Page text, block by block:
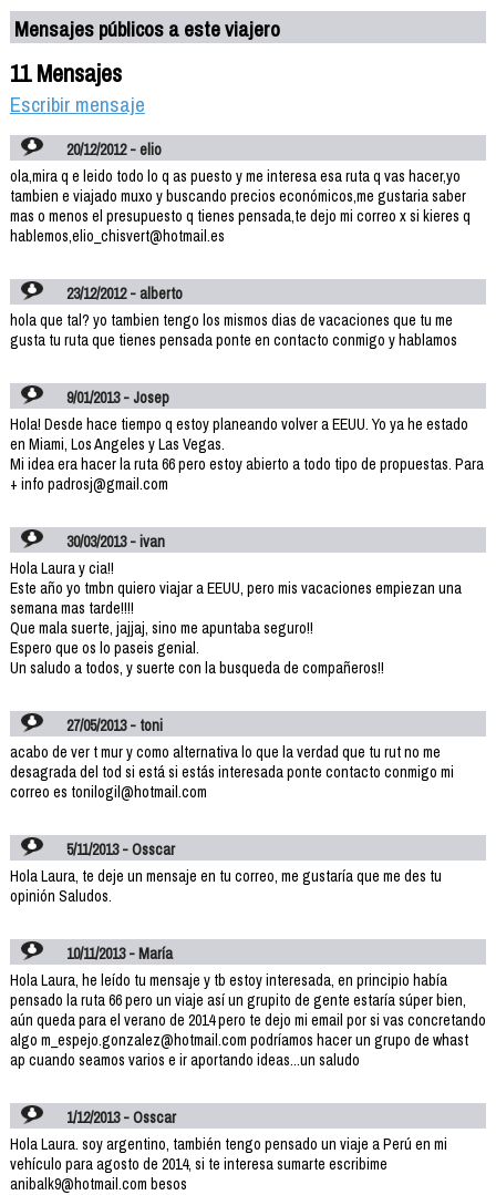
Mensajes públicos a este viajero
11 Mensajes
Escribir mensaje
20/12/2012 - elio
ola,mira q e leido todo lo q as puesto y me interesa esa ruta q vas hacer,yo
tambien e viajado muxo y buscando precios económicos,me gustaria saber
mas o menos el presupuesto q tienes pensada,te dejo mi correo x si kieres q
hablemos,elio_chisvert@hotmail.es
23/12/2012 - alberto
hola que tal? yo tambien tengo los mismos dias de vacaciones que tu me
gusta tu ruta que tienes pensada ponte en contacto conmigo y hablamos
9/01/2013 - Josep
Hola! Desde hace tiempo q estoy planeando volver a EEUU. Yo ya he estado
en Miami, Los Angeles y Las Vegas.
Mi idea era hacer la ruta 66 pero estoy abierto a todo tipo de propuestas. Para
+ info padrosj@gmail.com
30/03/2013 - ivan
Hola Laura y cia!!
Este año yo tmbn quiero viajar a EEUU, pero mis vacaciones empiezan una
semana mas tarde!!!!
Que mala suerte, jajjaj, sino me apuntaba seguro!!
Espero que os lo paseis genial.
Un saludo a todos, y suerte con la busqueda de compañeros!!
27/05/2013 - toni
acabo de ver t mur y como alternativa lo que la verdad que tu rut no me
desagrada del tod si está si estás interesada ponte contacto conmigo mi
correo es tonilogil@hotmail.com
5/11/2013 - Osscar
Hola Laura, te deje un mensaje en tu correo, me gustaría que me des tu
opinión Saludos.
10/11/2013 - María
Hola Laura, he leído tu mensaje y tb estoy interesada, en principio había
pensado la ruta 66 pero un viaje así un grupito de gente estaría súper bien,
aún queda para el verano de 2014 pero te dejo mi email por si vas concretando
algo m_espejo.gonzalez@hotmail.com podríamos hacer un grupo de whast
ap cuando seamos varios e ir aportando ideas...un saludo
1/12/2013 - Osscar
Hola Laura. soy argentino, también tengo pensado un viaje a Perú en mi
vehículo para agosto de 2014, si te interesa sumarte escribime
anibalk9@hotmail.com besos